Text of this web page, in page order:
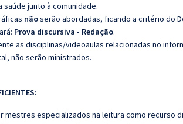
saúde junto à comunidade.
nãoserão abordadas, ficando a critério do
Prova discursiva - Redação.
as disciplinas/videoaulas relacionadas no
não serão ministrados.
mestres especializados na leitura como recurso